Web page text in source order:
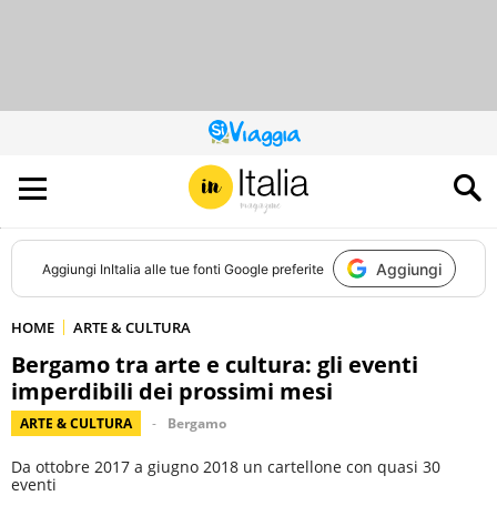
QUESTO
SITO
CONTRIBUISCE
ALL’AUDIENCE
DI
Aggiungi InItalia alle tue fonti Google preferite Aggiungi
HOME ARTE & CULTURA
Bergamo tra arte e cultura: gli eventi
imperdibili dei prossimi mesi
ARTE & CULTURA Bergamo
Da ottobre 2017 a giugno 2018 un cartellone con quasi 30
eventi